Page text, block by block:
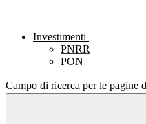
Investimenti
PNRR
PON
Campo di ricerca per le pagine